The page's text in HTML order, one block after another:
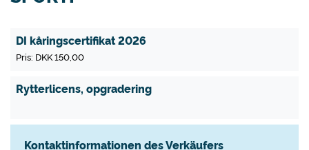
DI kåringscertifikat 2026
Pris: DKK 150,00
Rytterlicens, opgradering
Kontaktinformationen des Verkäufers